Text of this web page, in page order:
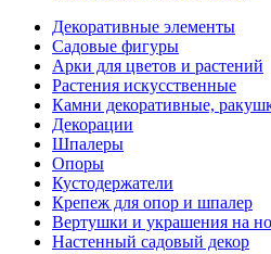
Декоративные элементы
Садовые фигуры
Арки для цветов и растений
Растения искусственные
Камни декоративные,
Декорации
Шпалеры
Опоры
Кустодержатели
Крепеж для опор и шпалер
Вертушки и украшения на
Настенный садовый декор